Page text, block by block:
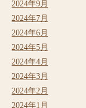
2024年9月
2024年7月
2024年6月
2024年5月
2024年4月
2024年3月
2024年2月
2024年1月